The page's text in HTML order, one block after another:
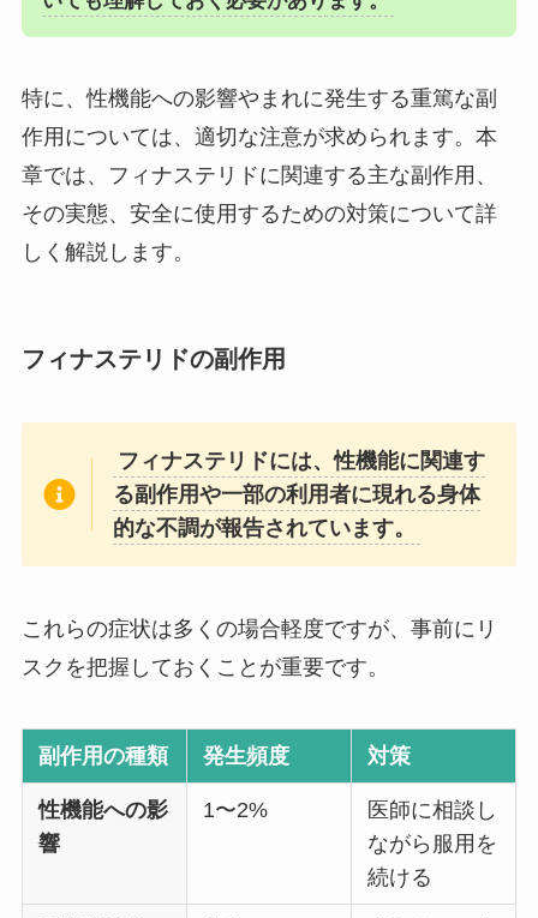
特に、性機能への影響やまれに発生する重篤な副
作用については、適切な注意が求められます。本
章では、フィナステリドに関連する主な副作用、
その実態、安全に使用するための対策について詳
しく解説します。
フィナステリドの副作用
フィナステリドには、性機能に関連す
る副作用や一部の利用者に現れる身体
的な不調が報告されています。
これらの症状は多くの場合軽度ですが、事前にリ
スクを把握しておくことが重要です。
副作用の種類 発生頻度 対策
性機能への影
響
1〜2%
医師に相談し
ながら服用を
続ける